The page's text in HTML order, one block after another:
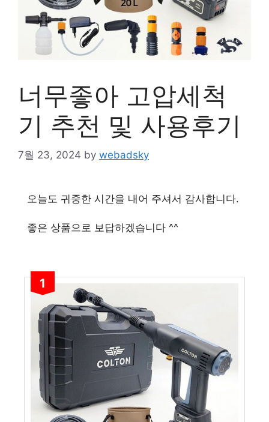
너무좋아 고압세척
기 추천 및 사용후기
7월 23, 2024 by webadsky
오늘도 귀중한 시간을 내어 주셔서 감사합니다.
좋은 상품으로 보답하겠습니다 ^^
1